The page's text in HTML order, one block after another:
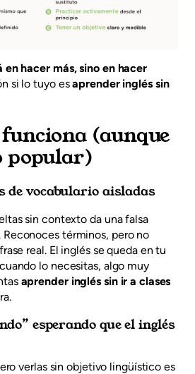
hacer más, sino en hacer
si lo tuyo esaprender inglés sin
(aunque
popular)
vocabulario aisladas
sin contexto da una falsa
Reconoces términos, pero no
real. El inglés se queda en tu
lo necesitas, algo muy
aprender inglés sin ir a clases
esperando que el inglés
verlas sin objetivo lingüístico es